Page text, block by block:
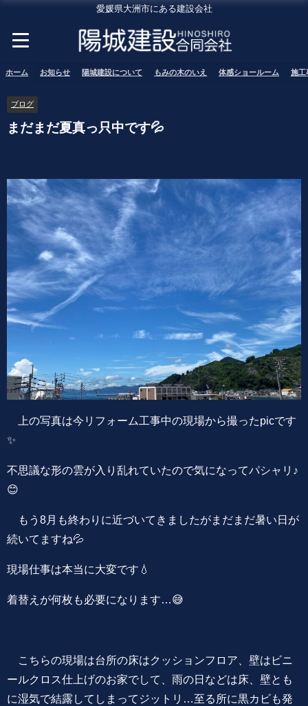
愛媛県大洲市にある建設会社
ホーム お知らせ 陽城建設について もみの木のいえ 体感ショールーム 施工
ブログ
まだまだ夏真っ只中です💦
上の写真は今リフォーム工事中の現場から撮ったpicです
✨
不思議な形の雲が入り乱れていたので気になってパシャリ♪
😊
もう8月も終わりに近づいてきましたがまだまだ暑い日が
続いてますね💦
現場仕事は本当に大変です💧
着替えが何枚も必要になります…😅
こちらの現場は台所の床はクッションフロア、壁はビニ
ールクロス仕上げのお家でして、雨の日などは床、壁とも
に湿気で結露してしまってジットリ…至る所に黒カビも発